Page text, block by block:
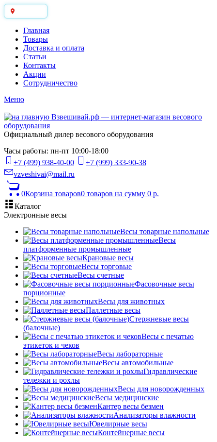
Главная
Товары
Доставка и оплата
Статьи
Контакты
Акции
Сотрудничество
Меню
Официальный дилер весового оборудования
Часы работы: пн-пт 10:00-18:00
+7 (499) 938-40-00
+7 (999) 333-90-38
vzveshivai@mail.ru
0Корзина товаров0 товаров на сумму 0 р.
Каталог
Электронные весы
Весы товарные напольные
Весы
платформенные промышленные
Крановые весы
Весы торговые
Весы счетные
Фасовочные весы
порционные
Весы для животных
Паллетные весы
Стержневые весы
(балочные)
Весы c печатью
этикеток и чеков
Весы лабораторные
Весы автомобильные
Гидравлические
тележки и рохлы
Весы для новорожденных
Весы медицинские
Кантер весы безмен
Анализаторы влажности
Ювелирные весы
Контейнерные весы